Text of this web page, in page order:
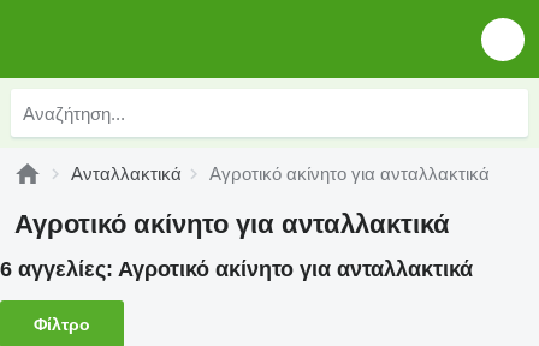
Ανταλλακτικά Αγροτικό ακίνητο για ανταλλακτικά
Αγροτικό ακίνητο για ανταλλακτικά
6 αγγελίες: Αγροτικό ακίνητο για ανταλλακτικά
Φίλτρο